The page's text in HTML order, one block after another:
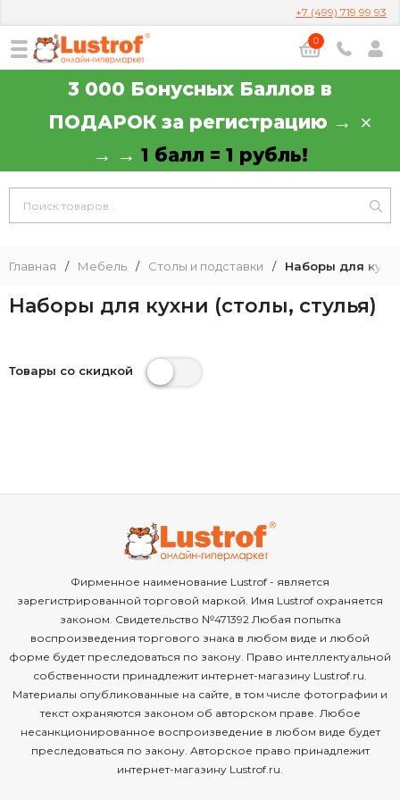
+7 (499) 719 99 93
0
3 000 Бонусных Баллов в
ПОДАРОК за регистрацию →
→ → 1 балл = 1 рубль!
Главная / Мебель / Столы и подставки / Наборы для
Наборы для кухни (столы, стулья)
Товары со скидкой
Фирменное наименование Lustrof - является
зарегистрированной торговой маркой. Имя Lustrof охраняется
законом. Свидетельство №471392 Любая попытка
воспроизведения торгового знака в любом виде и любой
форме будет преследоваться по закону. Право интеллектуальной
собственности принадлежит интернет-магазину Lustrof.ru.
Материалы опубликованные на сайте, в том числе фотографии и
текст охраняются законом об авторском праве. Любое
несанкционированное воспроизведение в любом виде будет
преследоваться по закону. Авторское право принадлежит
интернет-магазину Lustrof.ru.